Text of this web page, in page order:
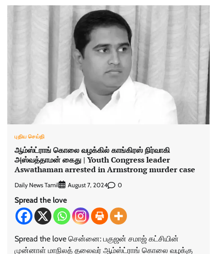
புதிய செய்தி
ஆம்ஸ்ட்ராங் கொலை வழக்கில் காங்கிரஸ் நிர்வாகி
அஸ்வத்தாமன் கைது | Youth Congress leader
Aswathaman arrested in Armstrong murder case
Daily News Tamil August 7, 2024 0
Spread the love
Spread the love சென்னை: பகுஜன் சமாஜ் கட்சியின்
முன்னாள் மாநிலத் தலைவர் ஆம்ஸ்ட்ராங் கொலை வழக்கு